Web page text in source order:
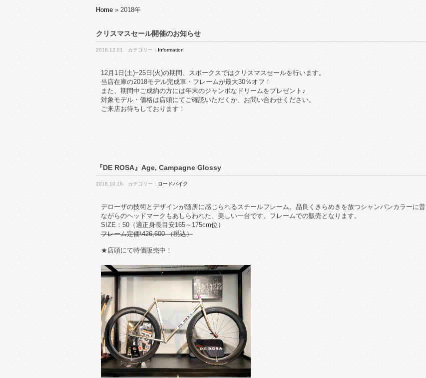
Home » 2018年
クリスマスセール開催のお知らせ
2018.12.01 カテゴリー： Information
12月1日(土)~25日(火)の期間、スポークスではクリスマスセールを行います。
当店在庫の2018モデル完成車・フレームが最大30％オフ！
また、期間中ご成約の方には年末のジャンボなドリームをプレゼント♪
対象モデル・価格は店頭にてご確認いただくか、お問い合わせください。
ご来店お待ちしております！
『DE ROSA』Age, Campagne Glossy
2018.10.16 カテゴリー： ロードバイク
デローザの技術とデザインが随所に感じられるスチールフレーム。品良くきらめきを放つシャンパンカラーに昔
ながらのヘッドマークもあしらわれた、美しい一台です。フレームでの販売となります。
SIZE：50（適正身長目安165～175cm位）
フレーム定価\426,600-（税込）
★店頭にて特価販売中！